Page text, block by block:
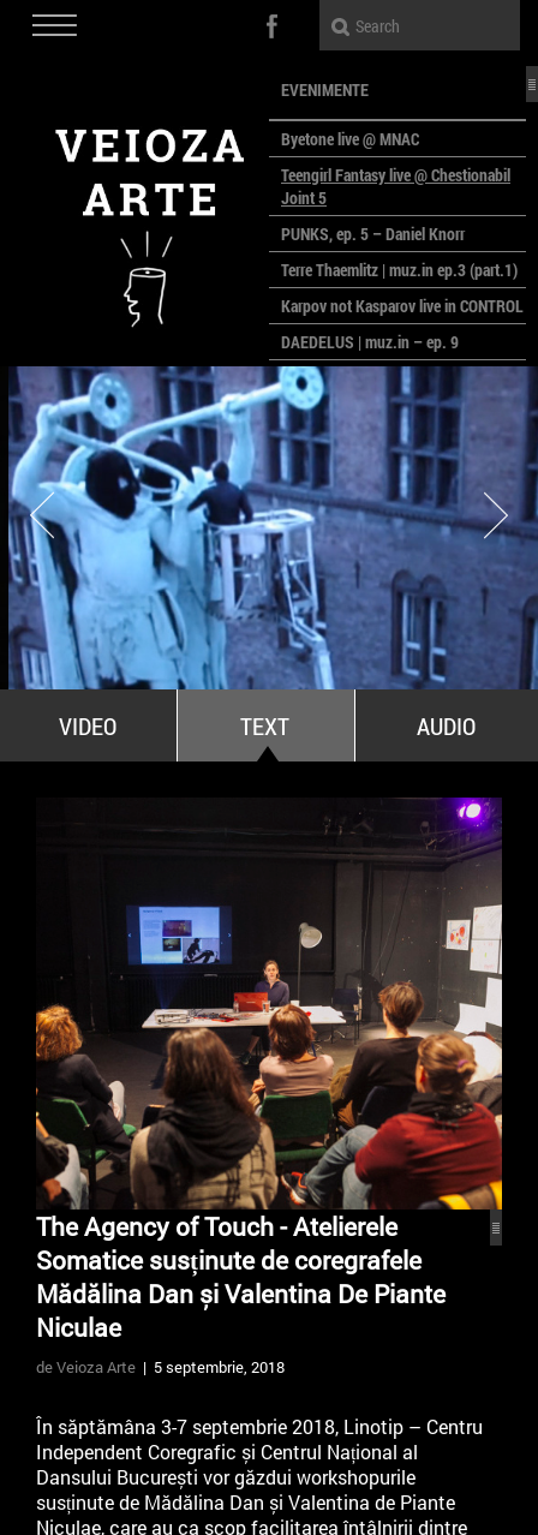
EVENIMENTE
Byetone live @ MNAC
Teengirl Fantasy live @ Chestionabil
Joint 5
PUNKS, ep. 5 – Daniel Knorr
Terre Thaemlitz | muz.in ep.3 (part.1)
Karpov not Kasparov live in CONTROL
DAEDELUS | muz.in – ep. 9
LALELE, LALELE – prima premieră a
anului la MACAZ
CinePOLSKA – filme poloneze la
București
PEOPLE OF ROMANIA se lansează la
galeria Simeza
All Stars For Outernational
VIDEO TEXT AUDIO
The Agency of Touch - Atelierele
Somatice susținute de coregrafele
Mădălina Dan și Valentina De Piante
Niculae
de Veioza Arte | 5 septembrie, 2018
În săptămâna 3-7 septembrie 2018, Linotip – Centru
Independent Coregrafic și Centrul Național al
Dansului București vor găzdui workshopurile
susținute de Mădălina Dan și Valentina de Piante
Niculae, care au ca scop facilitarea întâlnirii dintre